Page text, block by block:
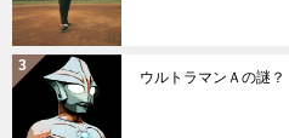
ウルトラマンＡの謎？